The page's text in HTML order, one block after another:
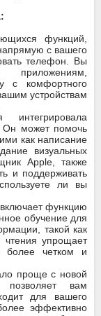
функций,
с вашего
телефон. Вы
с комфортного
устройствам
Он может помочь
как написание
визуальных
Apple, также
и поддерживать
ли вы
функцию
обучение для
такой как
упрощает
более четком и
проще с новой
вам
для вашего
эффективно